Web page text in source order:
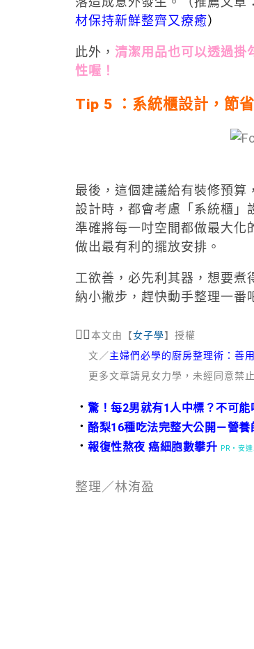
材保持新鮮整齊又療癒）
此外， 清潔用品也可以透過掛
性喔！
Tip 5 ：系統櫃設計，節
最後，這個建議給有裝修預算
設計時，都會考慮「系統櫃」
準確將每一吋空間都做最大化
做出最有利的擺放安排。
工欲善，必先利其器，想要煮
納小撇步，趕快動手整理一番
💁‍♂本文由【女子學】授權
文／主婦們必學的廚房整理術：善
更多文章請見女力學，未經同意禁
．驚！每2男就有1人中標？不可能
．酪梨16種吃法完整大公開－營
．報復性熬夜 癌細胞數攀升 PR・安
整理／林洧盈